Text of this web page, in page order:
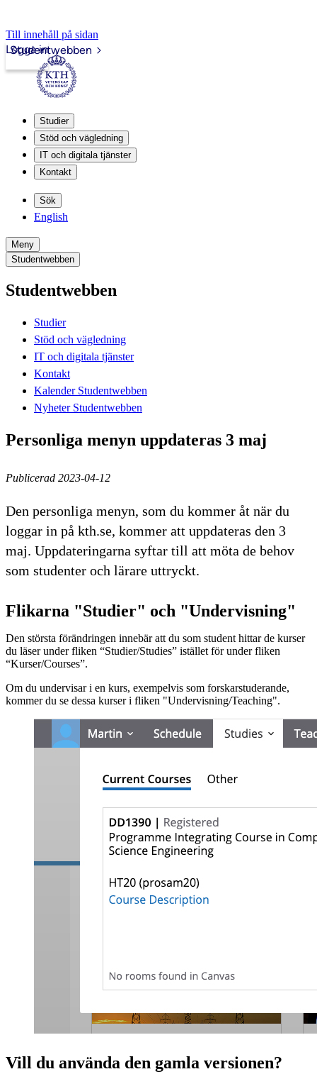
Till innehåll på sidan
Studentwebben
Logga in
Studier
Stöd och vägledning
IT och digitala tjänster
Kontakt
Sök
English
Meny
Studentwebben
Studentwebben
Studier
Stöd och vägledning
IT och digitala tjänster
Kontakt
Kalender Studentwebben
Nyheter Studentwebben
Personliga menyn uppdateras 3 maj
Publicerad 2023-04-12
Den personliga menyn, som du kommer åt när du
loggar in på kth.se, kommer att uppdateras den 3
maj. Uppdateringarna syftar till att möta de behov
som studenter och lärare uttryckt.
Flikarna "Studier" och "Undervisning"
Den största förändringen innebär att du som student hittar de kurser
du läser under fliken “Studier/Studies” istället för under fliken
“Kurser/Courses”.
Om du undervisar i en kurs, exempelvis som forskarstuderande,
kommer du se dessa kurser i fliken "Undervisning/Teaching".
Vill du använda den gamla versionen?